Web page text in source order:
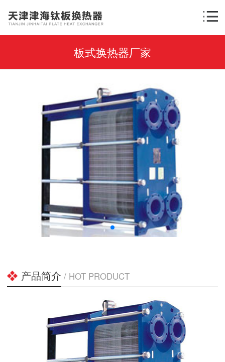
板式换热器厂家
产品简介 / HOT PRODUCT